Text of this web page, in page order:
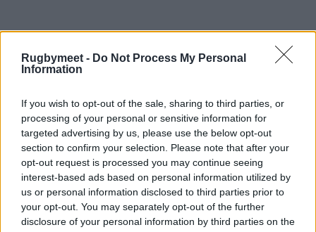
Rugbymeet - Do Not Process My Personal
Information
If you wish to opt-out of the sale, sharing to third parties, or
processing of your personal or sensitive information for
targeted advertising by us, please use the below opt-out
section to confirm your selection. Please note that after your
opt-out request is processed you may continue seeing
interest-based ads based on personal information utilized by
us or personal information disclosed to third parties prior to
your opt-out. You may separately opt-out of the further
disclosure of your personal information by third parties on the